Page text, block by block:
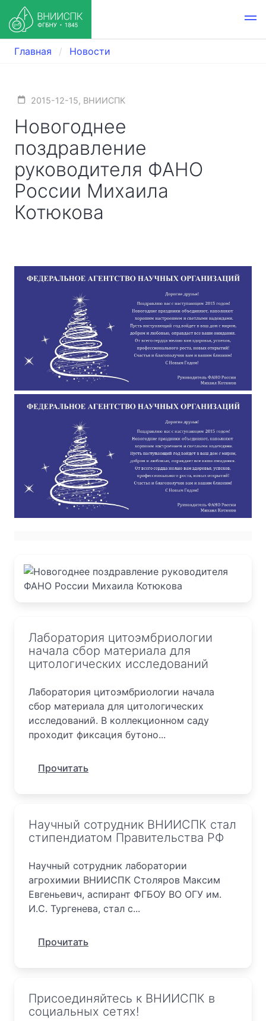
Главная Новости
2015-12-15, ВНИИСПК
Новогоднее
поздравление
руководителя ФАНО
России Михаила
Котюкова
Лаборатория цитоэмбриологии
начала сбор материала для
цитологических исследований
Лаборатория цитоэмбриологии начала
сбор материала для цитологических
исследований. В коллекционном саду
проходит фиксация бутоно...
Прочитать
Научный сотрудник ВНИИСПК стал
стипендиатом Правительства РФ
Научный сотрудник лаборатории
агрохимии ВНИИСПК Столяров Максим
Евгеньевич, аспирант ФГБОУ ВО ОГУ им.
И.С. Тургенева, стал с...
Прочитать
Присоединяйтесь к ВНИИСПК в
социальных сетях!